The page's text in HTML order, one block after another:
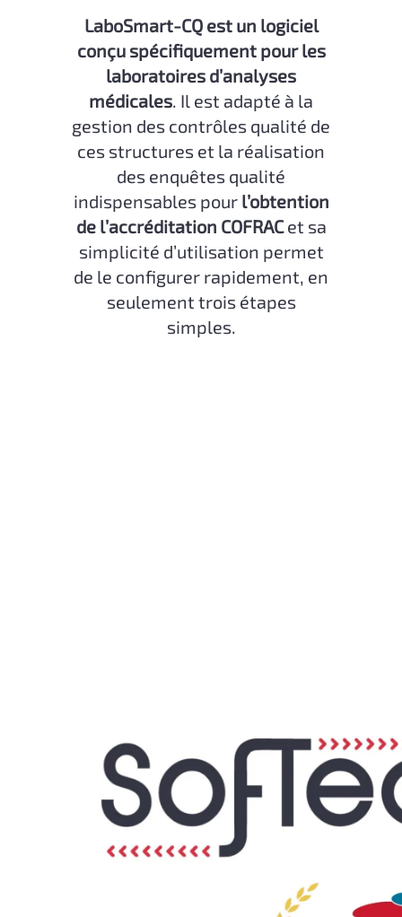
LaboSmart-CQ est un logiciel
conçu spécifiquement pour les
laboratoires d’analyses
médicales. Il est adapté à la
gestion des contrôles qualité de
ces structures et la réalisation
des enquêtes qualité
indispensables pour l’obtention
de l’accréditation COFRACet sa
simplicité d’utilisation permet
de le configurer rapidement, en
seulement trois étapes
simples.